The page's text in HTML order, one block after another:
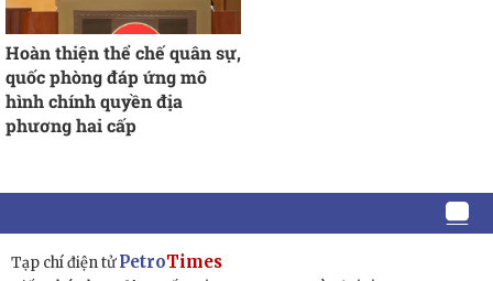
Hoàn thiện thể chế quân sự,
quốc phòng đáp ứng mô
hình chính quyền địa
phương hai cấp
Tạp chí điện tửPetroTimes